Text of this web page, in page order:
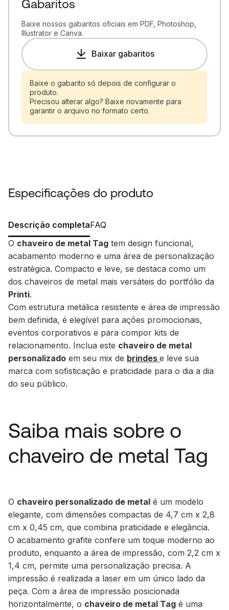
Gabaritos
Baixe nossos gabaritos oficiais em PDF, Photoshop,
Illustrator e Canva.
Baixar gabaritos
Baixe o gabarito só depois de configurar o
produto.
Precisou alterar algo? Baixe novamente para
garantir o arquivo no formato certo.
Especificações do produto
Descrição completaFAQ
O chaveiro de metal Tag tem design funcional,
acabamento moderno e uma área de personalização
estratégica. Compacto e leve, se destaca como um
dos chaveiros de metal mais versáteis do portfólio da
Printi.
Com estrutura metálica resistente e área de impressão
bem definida, é elegível para ações promocionais,
eventos corporativos e para compor kits de
relacionamento. Inclua este chaveiro de metal
personalizado em seu mix de brindes e leve sua
marca com sofisticação e praticidade para o dia a dia
do seu público.
Saiba mais sobre o
chaveiro de metal Tag
O chaveiro personalizado de metal é um modelo
elegante, com dimensões compactas de 4,7 cm x 2,8
cm x 0,45 cm, que combina praticidade e elegância.
O acabamento grafite confere um toque moderno ao
produto, enquanto a área de impressão, com 2,2 cm x
1,4 cm, permite uma personalização precisa. A
impressão é realizada a laser em um único lado da
peça. Com a área de impressão posicionada
horizontalmente, o chaveiro de metal Tag é uma